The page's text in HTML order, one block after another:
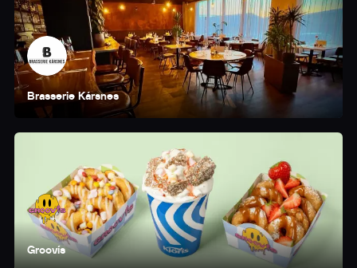
Brasserie Kársnes
Groovís